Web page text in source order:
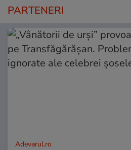
PARTENERI
Adevarul.ro